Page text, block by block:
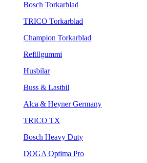
Bosch Torkarblad
TRICO Torkarblad
Champion Torkarblad
Refillgummi
Husbilar
Buss & Lastbil
Alca & Heyner Germany
TRICO TX
Bosch Heavy Duty
DOGA Optima Pro